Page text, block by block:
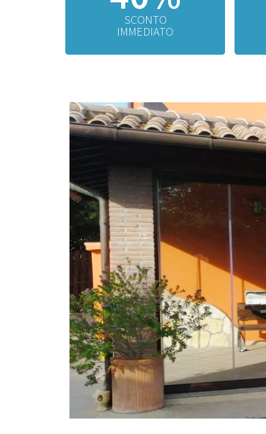
SCONTO
IMMEDIATO